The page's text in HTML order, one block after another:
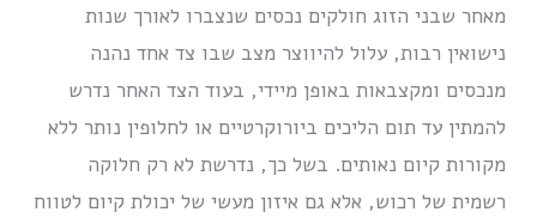
מאחר שבני הזוג חולקים נכסים שנצברו לאורך שנות
נישואין רבות, עלול להיווצר מצב שבו צד אחד נהנה
מנכסים ומקצבאות באופן מיידי, בעוד הצד האחר נדרש
להמתין עד תום הליכים ביורוקרטיים או לחלופין נותר ללא
מקורות קיום נאותים. בשל כך, נדרשת לא רק חלוקה
רשמית של רכוש, אלא גם איזון מעשי של יכולת קיום לטווח